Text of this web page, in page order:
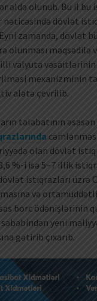
əldə olunub. Bu il bu
dövlət
zamanda, dövlət
olunması məqsədilə
valyuta
mexanizminin
alətə çevrilib.
tələbatının
olan dövlət
%-i isə 5–7 illik
istiqrazları üzrə
və
borc ödənişlərinin
yeni
gətirib çıxarıb.